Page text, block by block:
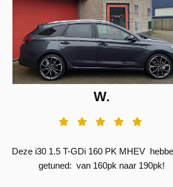
W.
Deze i30 1.5 T-GDi 160 PK MHEV
getuned: van 160pk naar 190pk!